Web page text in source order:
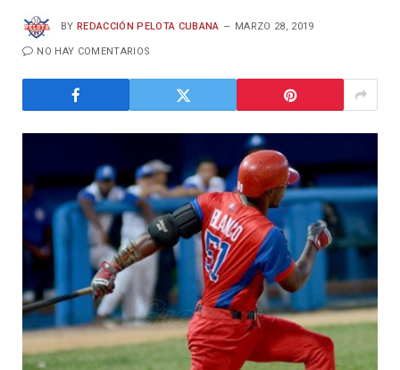
BY REDACCIÓN PELOTA CUBANA MARZO 28, 2019
NO HAY COMENTARIOS